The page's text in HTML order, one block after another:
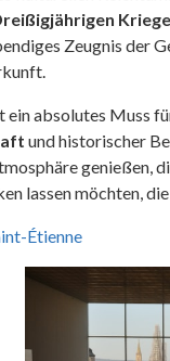
Zeugnis der
ein absolutes Muss
und historischer
genießen,
lassen möchten,
Étienne